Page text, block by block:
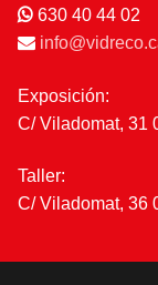
630 40 44 02
Exposición:
C/ Viladomat, 31
Taller:
C/ Viladomat, 36